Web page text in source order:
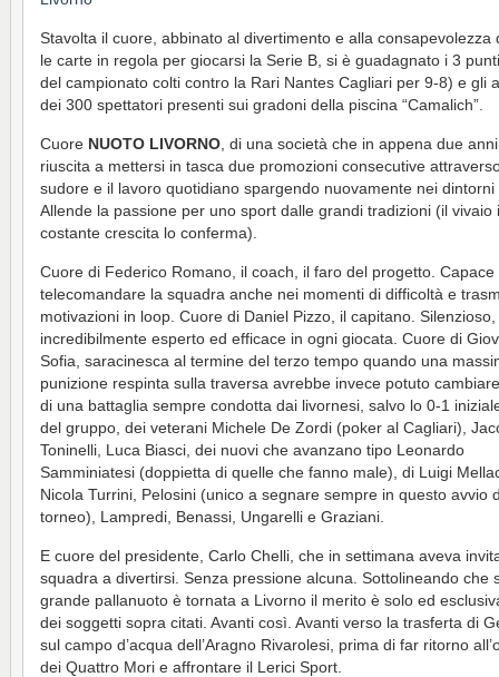
Stavolta il cuore, abbinato al divertimento e alla consapevolezza
le carte in regola per giocarsi la Serie B, si è guadagnato i 3
del campionato colti contro la Rari Nantes Cagliari per 9-8) e gli
dei 300 spettatori presenti sui gradoni della piscina “Camalich”.
Cuore NUOTO LIVORNO, di una società che in appena due
riuscita a mettersi in tasca due promozioni consecutive
sudore e il lavoro quotidiano spargendo nuovamente nei dintorni
Allende la passione per uno sport dalle grandi tradizioni (il vivaio
costante crescita lo conferma).
Cuore di Federico Romano, il coach, il faro del progetto. Capace
telecomandare la squadra anche nei momenti di difficoltà e
motivazioni in loop. Cuore di Daniel Pizzo, il capitano. Silenzioso,
incredibilmente esperto ed efficace in ogni giocata. Cuore di
Sofia, saracinesca al termine del terzo tempo quando una
punizione respinta sulla traversa avrebbe invece potuto cambiare
di una battaglia sempre condotta dai livornesi, salvo lo 0-1
del gruppo, dei veterani Michele De Zordi (poker al Cagliari),
Toninelli, Luca Biasci, dei nuovi che avanzano tipo Leonardo
Samminiatesi (doppietta di quelle che fanno male), di Luigi
Nicola Turrini, Pelosini (unico a segnare sempre in questo avvio
torneo), Lampredi, Benassi, Ungarelli e Graziani.
E cuore del presidente, Carlo Chelli, che in settimana aveva
squadra a divertirsi. Senza pressione alcuna. Sottolineando che
grande pallanuoto è tornata a Livorno il merito è solo ed
dei soggetti sopra citati. Avanti così. Avanti verso la trasferta di
sul campo d’acqua dell’Aragno Rivarolesi, prima di far ritorno
dei Quattro Mori e affrontare il Lerici Sport.